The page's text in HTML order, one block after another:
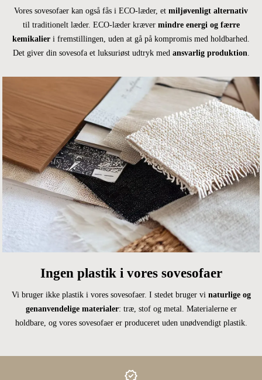
Vores sovesofaer kan også fås i ECO-læder, et miljøvenligt alternativ
til traditionelt læder. ECO-læder kræver mindre energi og færre
kemikalier i fremstillingen, uden at gå på kompromis med holdbarhed.
Det giver din sovesofa et luksuriøst udtryk med ansvarlig produktion
Ingen plastik i vores sovesofaer
Vi bruger ikke plastik i vores sovesofaer. I stedet bruger vi naturlige og
genanvendelige materialer: træ, stof og metal. Materialerne er
holdbare, og vores sovesofaer er produceret uden unødvendigt plastik.